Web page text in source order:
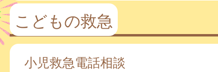
こどもの救急
小児救急電話相談